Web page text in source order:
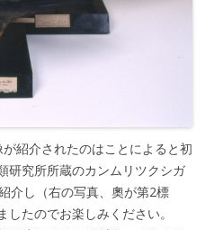
紹介されたのはことによると初
研究所所蔵のカンムリツクシガ
介し（右の写真、奧が第2標
たのでお楽しみください。